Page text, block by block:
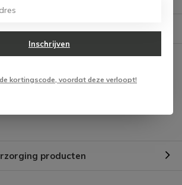
Reviews
Er zijn nog geen reviews
producten
Inschrijven
kortingscode, voordat deze verloopt!